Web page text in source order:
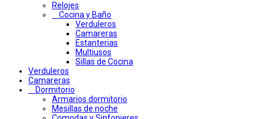
Relojes
Cocina y Baño
Verduleros
Camareras
Estanterias
Multiusos
Sillas de Cocina
Verduleros
Camareras
Dormitorio
Armarios dormitorio
Mesillas de noche